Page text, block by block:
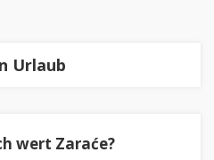
Urlaub
wert Zaraće?